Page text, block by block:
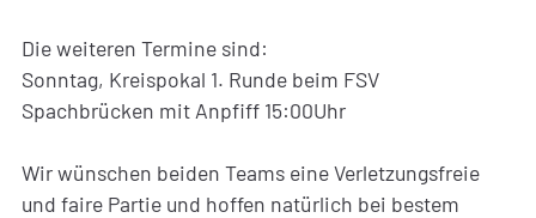
Die weiteren Termine sind:
Sonntag, Kreispokal 1. Runde beim FSV
Spachbrücken mit Anpfiff 15:00Uhr
Wir wünschen beiden Teams eine Verletzungsfreie
und faire Partie und hoffen natürlich bei bestem